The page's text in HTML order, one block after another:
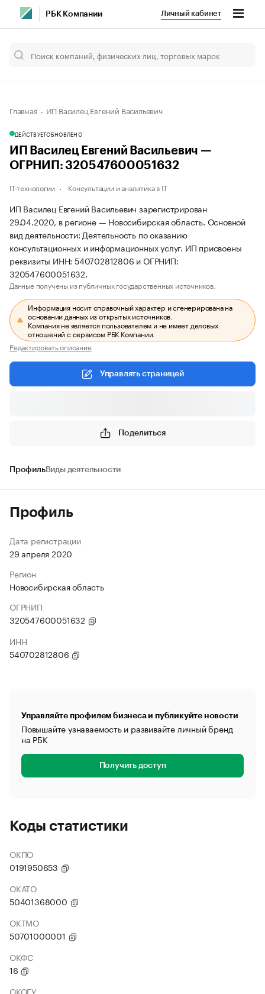
РБК Компании Личный кабинет
Главная ИП Василец Евгений Васильевич
ДЕЙСТВУЕТОБНОВЛЕНО
ИП Василец Евгений Васильевич —
ОГРНИП: 320547600051632
IT-технологии Консультации и аналитика в IT
ИП Василец Евгений Васильевич зарегистрирован
29.04.2020, в регионе — Новосибирская область. Основной
вид деятельности: Деятельность по оказанию
консультационных и информационных услуг. ИП присвоены
реквизиты ИНН: 540702812806 и ОГРНИП:
320547600051632.
Данные получены из публичных государственных источников.
Информация носит справочный характер и сгенерирована на
основании данных из открытых источников.
Компания не является пользователем и не имеет деловых
отношений с сервисом РБК Компании.
Редактировать описание
Управлять страницей
Поделиться
ПрофильВиды деятельности
Профиль
Дата регистрации
29 апреля 2020
Регион
Новосибирская область
ОГРНИП
320547600051632
ИНН
540702812806
Управляйте профилем бизнеса и публикуйте новости
Повышайте узнаваемость и развивайте личный бренд
на РБК
Получить доступ
Коды статистики
ОКПО
0191950653
ОКАТО
50401368000
ОКТМО
50701000001
ОКФС
16
ОКОГУ